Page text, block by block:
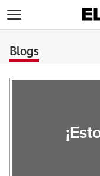
Blogs